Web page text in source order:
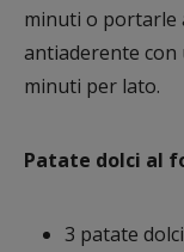
minuti o portarle
antiaderente con
minuti per lato.
Patate dolci al
3 patate